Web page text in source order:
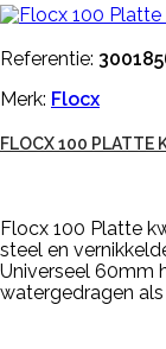
Referentie:
Merk: Flocx
FLOCX 100 PLATTE
Flocx 100 Platte
steel en
Universeel 60mm
watergedragen